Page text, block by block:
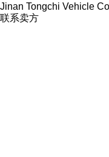
Jinan Tongchi Vehicle
联系卖方